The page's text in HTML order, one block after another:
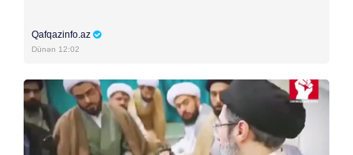
Qafqazinfo.az
Dünən 12:02